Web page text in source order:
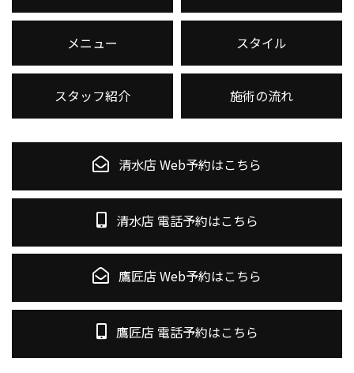
メニュー スタイル
スタッフ紹介 施術の流れ
清水店 Web予約はこちら
清水店 電話予約はこちら
鷹匠店 Web予約はこちら
鷹匠店 電話予約はこちら